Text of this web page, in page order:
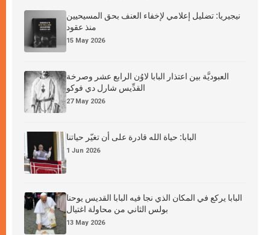
نيجيريا: تضليل إعلامي لإخفاء العنف بحق المسيحيين
منذ عقود
15 May 2026
العبوديَّة بين اعتذار البابا لاوُن الرابع عشر وصرخة
القدِّيس شارل دي فوكو
27 May 2026
البابا: حياة الله قادرة على أن تغيّر حياتنا
1 Jun 2026
البابا يركع في المكان الذي نجا فيه البابا القديس يوحنا
بولس الثاني من محاولة اغتيال
13 May 2026